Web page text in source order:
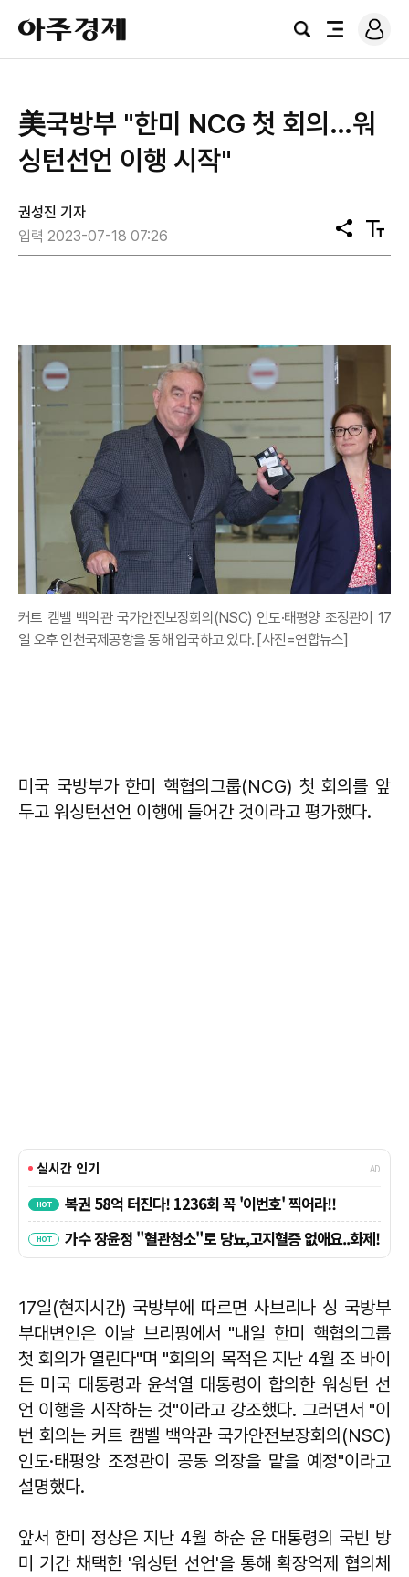
아
주
경
검
전
로
그
美국방부 "한미 NCG 첫 회의…워
싱턴선언 이행 시작"
권성진 기자
입력 2023-07-18 07:26
공
유
텍
스
커트 캠벨 백악관 국가안전보장회의(NSC) 인도·태평양 조정관이 17
일 오후 인천국제공항을 통해 입국하고 있다. [사진=연합뉴스]
미국 국방부가 한미 핵협의그룹(NCG) 첫 회의를 앞
두고 워싱턴선언 이행에 들어간 것이라고 평가했다.
17일(현지시간) 국방부에 따르면 사브리나 싱 국방부
부대변인은 이날 브리핑에서 "내일 한미 핵협의그룹
첫 회의가 열린다"며 "회의의 목적은 지난 4월 조 바이
든 미국 대통령과 윤석열 대통령이 합의한 워싱턴 선
언 이행을 시작하는 것"이라고 강조했다. 그러면서 "이
번 회의는 커트 캠벨 백악관 국가안전보장회의(NSC)
인도·태평양 조정관이 공동 의장을 맡을 예정"이라고
설명했다.
앞서 한미 정상은 지난 4월 하순 윤 대통령의 국빈 방
미 기간 채택한 '워싱턴 선언'을 통해 확장억제 협의체